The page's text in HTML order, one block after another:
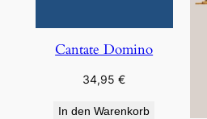
Cantate Domino
34,95€
In den Warenkorb